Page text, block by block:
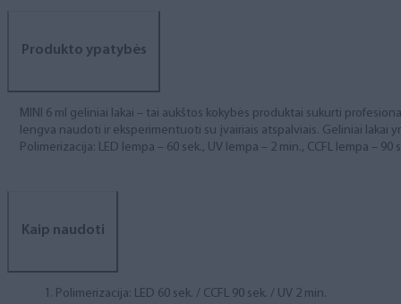
Produkto ypatybės
MINI 6 ml geliniai lakai – tai aukštos kokybės produktai sukurti
lengva naudoti ir eksperimentuoti su įvairiais atspalviais. Geliniai lakai
Polimerizacija: LED lempa – 60 sek., UV lempa – 2 min., CCFL lempa – 90
Kaip naudoti
Polimerizacija: LED 60 sek. / CCFL 90 sek. / UV 2 min.